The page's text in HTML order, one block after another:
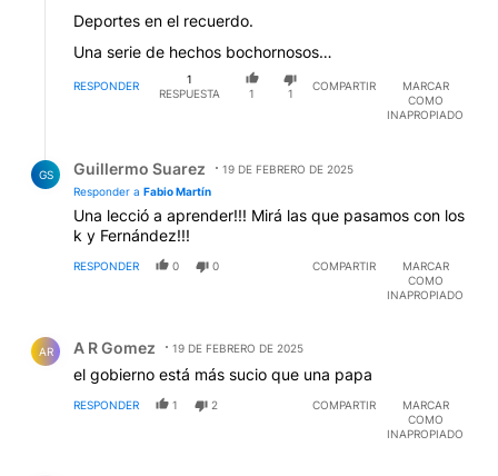
Deportes en el recuerdo.
Una serie de hechos bochornosos…
RESPONDER
1
RESPUESTA
1 1
COMPARTIR
MARCAR
COMO
INAPROPIADO
GS Guillermo Suarez
19 DE FEBRERO DE 2025
Responder a Fabio Martín
Una lecció a aprender!!! Mirá las que pasamos con los
k y Fernández!!!
RESPONDER 0 0 COMPARTIR
MARCAR
COMO
INAPROPIADO
AR A R Gomez 19 DE FEBRERO DE 2025
el gobierno está más sucio que una papa
RESPONDER 1 2 COMPARTIR
MARCAR
COMO
INAPROPIADO